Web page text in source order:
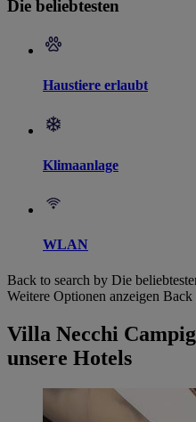
Die beliebtesten
Haustiere erlaubt
Klimaanlage
WLAN
Back to search by Die
Weitere Optionen anzeigen Back
Villa Necchi
unsere Hotels